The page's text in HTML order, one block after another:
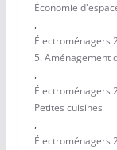
Économie
,
Électroménagers
5. Aménagement
,
Électroménagers
Petites cuisines
,
Électroménagers